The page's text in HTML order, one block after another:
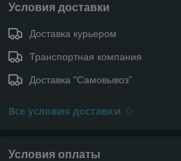
Условия доставки
Доставка курьером
Транспортная компания
Доставка "Самовывоз"
Все условия доставки
Условия оплаты